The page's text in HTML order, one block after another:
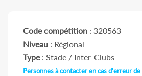
Code compétition : 320563
Niveau : Régional
Type: Stade / Inter-Clubs
Personnes à contacter en cas d'erreur